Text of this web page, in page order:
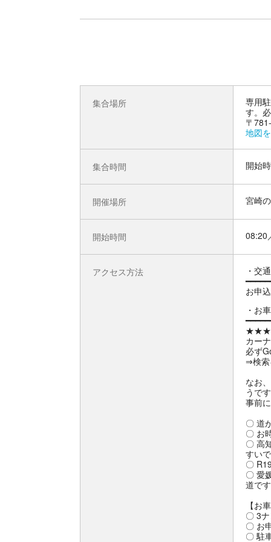
集合場所
専用
す。
〒
地図
集合時間 開始
開催場所 宮崎
開始時間 08:20
アクセス方法
交
お申
お
★★★
カー
必ず
⇒検索
なお
うで
事前
〇 道
〇 お
〇 高
すい
〇
〇 愛
道で
【お
〇 3
〇 お
〇 駐